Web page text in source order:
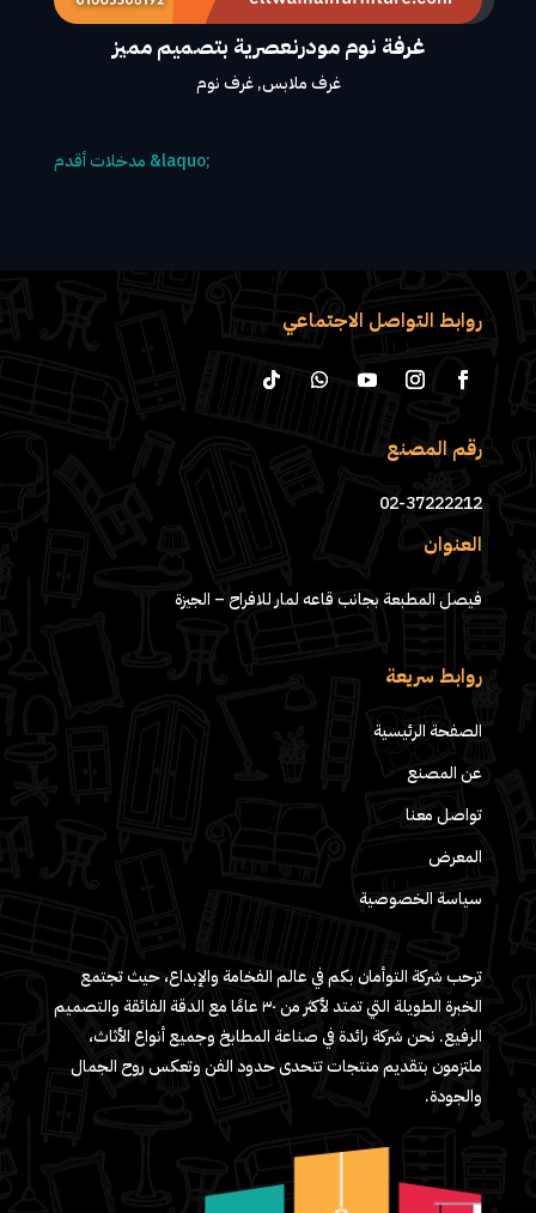
غرفة نوم مودرنعصرية بتصميم مميز
غرف ملابس,غرف نوم
روابط التواصل الاجتماعي
رقم المصنع
02-37222212
العنوان
فيصل المطبعة بجانب قاعه لمار للافراح – الجيزة
روابط سريعة
الصفحة الرئيسية
عن المصنع
تواصل معنا
المعرض
سياسة الخصوصية
ترحب شركة التوأمان بكم في عالم الفخامة والإبداع، حيث تجتمع
الخبرة الطويلة التي تمتد لأكثر من ٣٠ عامًا مع الدقة الفائقة والتصميم
الرفيع. نحن شركة رائدة في صناعة المطابخ وجميع أنواع الأثاث،
ملتزمون بتقديم منتجات تتحدى حدود الفن وتعكس روح الجمال
والجودة.